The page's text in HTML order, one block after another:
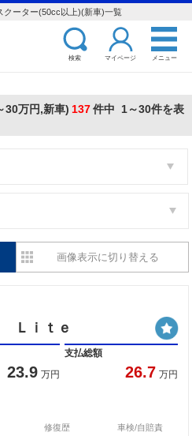
クーター(50cc以上)(新車)一覧
検索 マイページ メニュー
30万円,新車) 137件中 1～30件を表
画像表示に切り替える
Ｌｉｔｅ
23.9 万円
支払総額
26.7 万円
修復歴
車検/自賠責